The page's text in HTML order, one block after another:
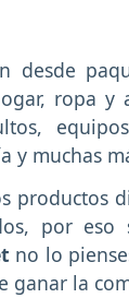
desde
ropa y
y muchas
productos
por eso
no lo
ganar la